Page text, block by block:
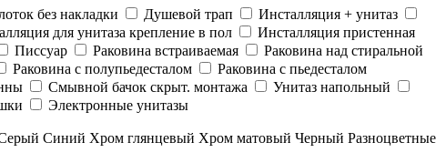
без накладки Душевой трап
Инсталляция + унитаз
для унитаза крепление в пол
Инсталляция пристенная
Писсуар Раковина встраиваемая
Раковина над стиральной
Раковина с полупьедесталом
Раковина с пьедесталом
Смывной бачок скрыт. монтажа
Унитаз напольный
Электронные унитазы
Синий Хром глянцевый Хром матовый Черный Разноцветные